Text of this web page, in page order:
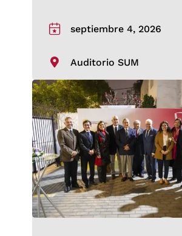
septiembre 4, 2026
Auditorio SUM